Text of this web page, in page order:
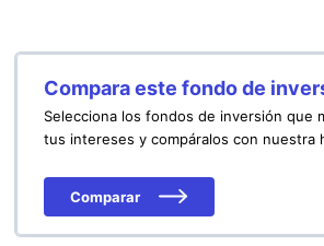
Compara este fondo de
Selecciona los fondos de inversión que
tus intereses y compáralos con nuestra
Comparar